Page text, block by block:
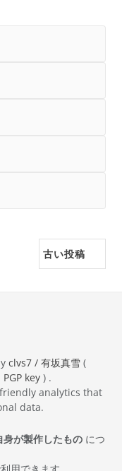
古い投稿
clvs7 / 有坂真雪 (
PGP key ) .
analytics that
data.
身が製作したもの につ